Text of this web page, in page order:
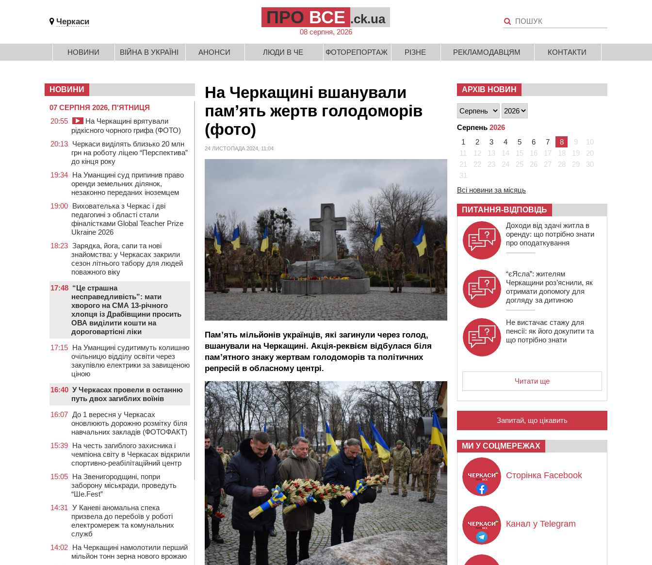
Черкаси ПРО ВСЕ .ck.ua
08 серпня, 2026
НОВИНИ ВІЙНА В УКРАЇНІ АНОНСИ ЛЮДИ В ЧЕ ФОТОРЕПОРТАЖ РІЗНЕ РЕКЛАМОДАВЦЯМ КОНТАКТИ
На Черкащині вшанували
пам’ять жертв голодоморів
(фото)
24 ЛИСТОПАДА 2024, 11:04
Пам’ять мільйонів українців, які загинули через голод,
вшанували на Черкащині. Акція-реквієм відбулася біля
пам’ятного знаку жертвам голодоморів та політичних
репресій в обласному центрі.
НОВИНИ
07 СЕРПНЯ 2026, П'ЯТНИЦЯ
20:55
На Черкащині врятували
рідкісного чорного грифа (ФОТО)
20:13 Черкаси виділять близько 20 млн
грн на роботу ліцею “Перспектива”
до кінця року
19:34 На Уманщині суд припинив право
оренди земельних ділянок,
незаконно переданих іноземцем
19:00 Вихователька з Черкас і дві
педагогині з області стали
фіналістками Global Teacher Prize
Ukraine 2026
18:23 Зарядка, йога, сапи та нові
знайомства: у Черкасах закрили
сезон літнього табору для людей
поважного віку
17:48 “Це страшна
несправедливість”: мати
хворого на СМА 13-річного
хлопця із Драбівщини просить
ОВА виділити кошти на
дороговартісні ліки
17:15 На Уманщині судитимуть колишню
очільницю відділу освіти через
закупівлю електрики за завищеною
ціною
16:40 У Черкасах провели в останню
путь двох загиблих воїнів
16:07 До 1 вересня у Черкасах
оновлюють дорожню розмітку біля
навчальних закладів (ФОТОФАКТ)
15:39 На честь загиблого захисника і
чемпіона світу в Черкасах відкрили
спортивно-реабілітаційний центр
15:05 На Звенигородщині, попри
заборону міськради, проведуть
“Ше.Fest”
14:31 У Каневі аномальна спека
призвела до перебоїв у роботі
електромереж та комунальних
служб
14:02 На Черкащині намолотили перший
мільйон тонн зерна нового врожаю
АРХІВ НОВИН
Серпень 2026
1
2 3 4 5 6 7 8 9
10
11
12 13 14 15 16 17 18 19
20
21
22 23 24 25 26 27 28 29
30
31
Всі новини за місяць
ПИТАННЯ-ВІДПОВІДЬ
Доходи від здачі житла в
оренду: що потрібно знати
про оподаткування
“єЯсла”: жителям
Черкащини роз’яснили, як
отримати допомогу для
догляду за дитиною
Не вистачає стажу для
пенсії: як його докупити та
що потрібно знати
Читати ще
Запитай, що цікавить
МИ У СОЦМЕРЕЖАХ
Сторінка Facebook
Канал у Telegram